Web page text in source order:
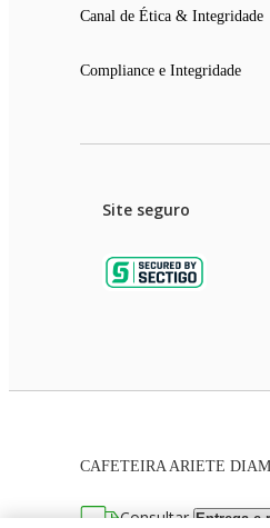
Consultar Entrega e
Canal de Ética & Integridade
Compliance e Integridade
Site seguro
As imagens dos